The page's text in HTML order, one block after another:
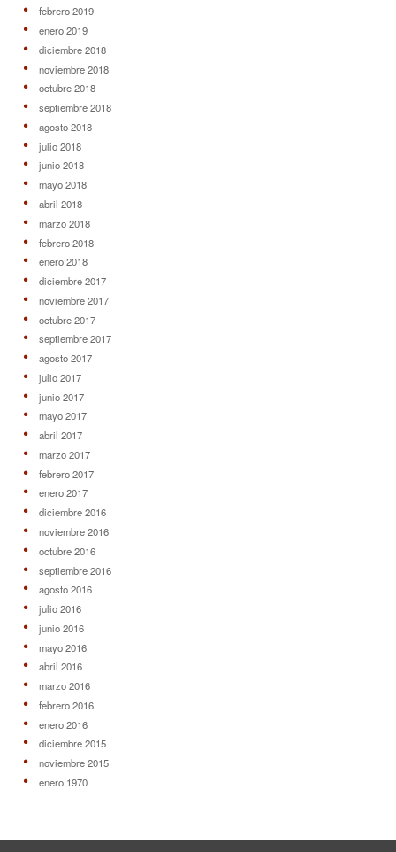
febrero 2019
enero 2019
diciembre 2018
noviembre 2018
octubre 2018
septiembre 2018
agosto 2018
julio 2018
junio 2018
mayo 2018
abril 2018
marzo 2018
febrero 2018
enero 2018
diciembre 2017
noviembre 2017
octubre 2017
septiembre 2017
agosto 2017
julio 2017
junio 2017
mayo 2017
abril 2017
marzo 2017
febrero 2017
enero 2017
diciembre 2016
noviembre 2016
octubre 2016
septiembre 2016
agosto 2016
julio 2016
junio 2016
mayo 2016
abril 2016
marzo 2016
febrero 2016
enero 2016
diciembre 2015
noviembre 2015
enero 1970